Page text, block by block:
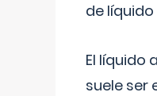
de
El líquido
suele ser